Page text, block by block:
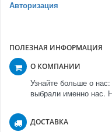
Авторизация
ПОЛЕЗНАЯ ИНФОРМАЦИЯ
О КОМПАНИИ
Узнайте больше о
выбрали именно нас.
ДОСТАВКА